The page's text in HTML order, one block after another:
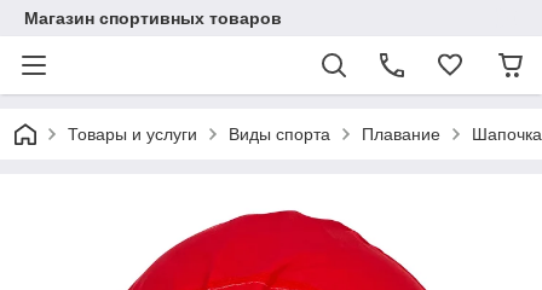
Магазин спортивных товаров
Товары и услуги Виды спорта Плавание